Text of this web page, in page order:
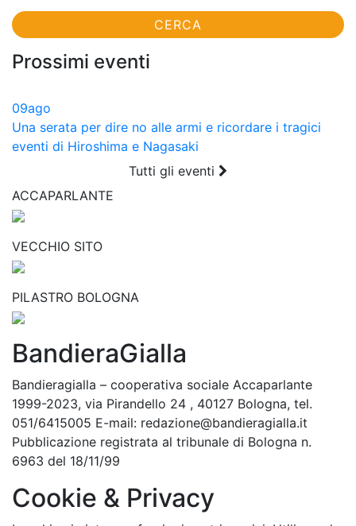
Prossimi eventi
09ago
Una serata per dire no alle armi e ricordare i tragici
eventi di Hiroshima e Nagasaki
Tutti gli eventi
ACCAPARLANTE
VECCHIO SITO
PILASTRO BOLOGNA
BandieraGialla
Bandieragialla – cooperativa sociale Accaparlante
1999-2023, via Pirandello 24 , 40127 Bologna, tel.
051/6415005 E-mail: redazione@bandieragialla.it
Pubblicazione registrata al tribunale di Bologna n.
6963 del 18/11/99
Cookie & Privacy